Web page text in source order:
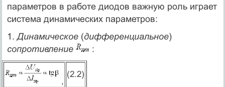
параметров в работе диодов важную роль играет
система динамических параметров:
1.Динамическое(дифференциальное)
сопротивление
:
,
(2.2)